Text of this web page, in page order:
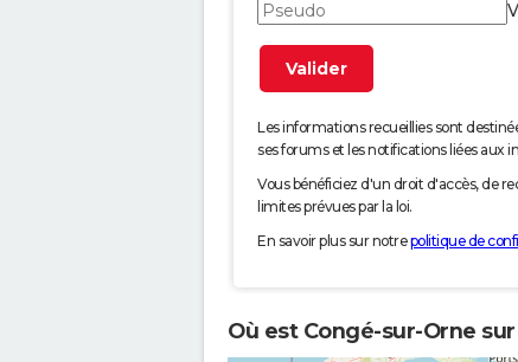
Les informations recueillies sont
ses forums et les notifications liées aux
Vous bénéficiez d'un droit d'accès, de
limites prévues par la loi.
En savoir plus sur notrepolitique de
Où est Congé-sur-Orne